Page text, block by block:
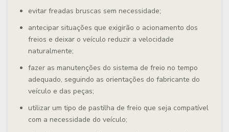
evitar freadas bruscas sem necessidade;
antecipar situações que exigirão o acionamento dos
freios e deixar o veículo reduzir a velocidade
naturalmente;
fazer as manutenções do sistema de freio no tempo
adequado, seguindo as orientações do fabricante do
veículo e das peças;
utilizar um tipo de pastilha de freio que seja compatível
com a necessidade do veículo;